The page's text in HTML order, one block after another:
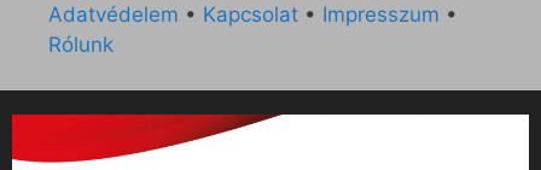
Adatvédelem • Kapcsolat • Impresszum •
Rólunk